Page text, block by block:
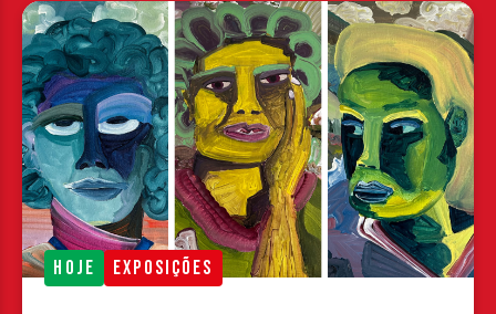
HOJE EXPOSIÇÕES